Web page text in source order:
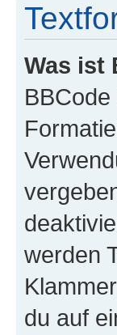
Was ist
werden
du auf